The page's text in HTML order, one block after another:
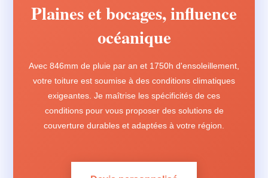
Plaines et bocages, influence
océanique
Avec 846mm de pluie par an et 1750h d'ensoleillement,
votre toiture est soumise à des conditions climatiques
exigeantes. Je maîtrise les spécificités de ces
conditions pour vous proposer des solutions de
couverture durables et adaptées à votre région.